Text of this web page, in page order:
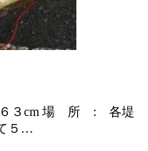
３cm 場 所 : 各堤
５…